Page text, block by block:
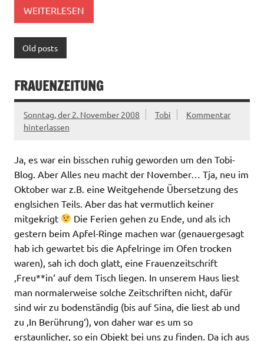
WEITERLESEN
Old posts
FRAUENZEITUNG
Sonntag, der 2. November 2008 Tobi
Kommentar
hinterlassen
Ja, es war ein bisschen ruhig geworden um den Tobi-
Blog. Aber Alles neu macht der November… Tja, neu im
Oktober war z.B. eine Weitgehende Übersetzung des
englsichen Teils. Aber das hat vermutlich keiner
mitgekrigt
Die Ferien gehen zu Ende, und als ich
gestern beim Apfel-Ringe machen war (genauergesagt
hab ich gewartet bis die Apfelringe im Ofen trocken
waren), sah ich doch glatt, eine Frauenzeitschrift
‚Freu**in‘ auf dem Tisch liegen. In unserem Haus liest
man normalerweise solche Zeitschriften nicht, dafür
sind wir zu bodenständig (bis auf Sina, die liest ab und
zu ‚In Berührung‘), von daher war es um so
erstaunlicher, so ein Objekt bei uns zu finden. Da ich aus